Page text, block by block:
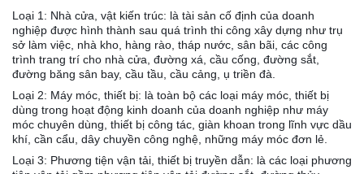
Loại 1: Nhà cửa, vật kiến trúc: là tài sản cố định của doanh
nghiệp được hình thành sau quá trình thi công xây dựng như trụ
sở làm việc, nhà kho, hàng rào, tháp nước, sân bãi, các công
trình trang trí cho nhà cửa, đường xá, cầu cống, đường sắt,
đường băng sân bay, cầu tầu, cầu cảng, ụ triền đà.
Loại 2: Máy móc, thiết bị: là toàn bộ các loại máy móc, thiết bị
dùng trong hoạt động kinh doanh của doanh nghiệp như máy
móc chuyên dùng, thiết bị công tác, giàn khoan trong lĩnh vực dầu
khí, cần cẩu, dây chuyền công nghệ, những máy móc đơn lẻ.
Loại 3: Phương tiện vận tải, thiết bị truyền dẫn: là các loại phương